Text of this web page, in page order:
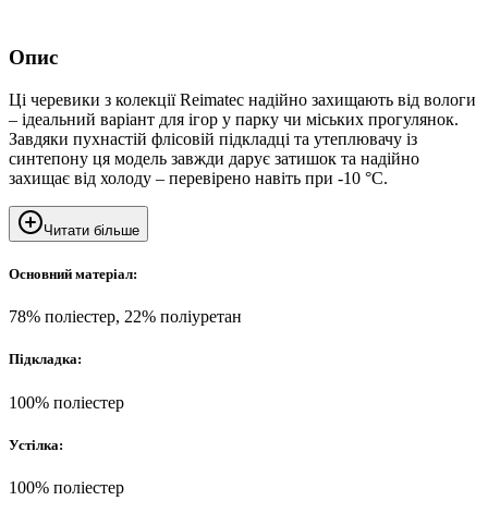
Опис
Ці черевики з колекції Reimatec надійно захищають від вологи
– ідеальний варіант для ігор у парку чи міських прогулянок.
Завдяки пухнастій флісовій підкладці та утеплювачу із
синтепону ця модель завжди дарує затишок та надійно
захищає від холоду – перевірено навіть при -10 °C.
Читати більше
Основний матеріал:
78% поліестер, 22% поліуретан
Підкладка:
100% поліестер
Устілка:
100% поліестер